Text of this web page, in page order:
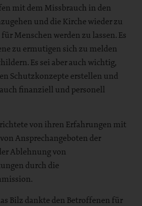
mit dem Missbrauch in den
und die Kirche wieder zu
Menschen werden zu lassen. Es
zu ermutigen sich zu melden
Es sei aber auch wichtig,
Schutzkonzepte erstellen und
auch finanziell und personell
von ihren Erfahrungen mit
Ansprechangeboten der
Ablehnung von
durch die
Bilz dankte den Betroffenen für